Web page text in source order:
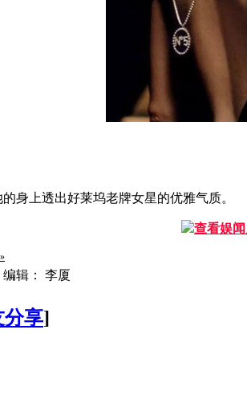
身上透出好莱坞老牌女星的优雅气质。
查看娱
： 李厦
分享]